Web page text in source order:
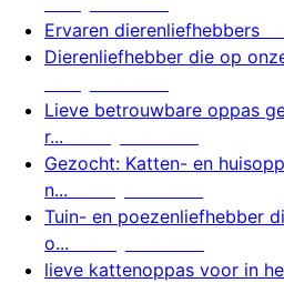
Ervaren dierenliefhebbers
Dierenliefhebber die op
Lieve betrouwbare oppas
r...
Gezocht: Katten- en
n...
Tuin- en poezenliefhebber
o...
lieve kattenoppas voor in